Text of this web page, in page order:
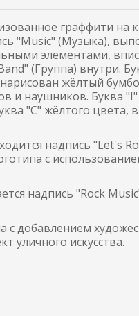
граффити на
"Music" (Музыка),
элементами,
(Группа) внутри.
жёлтый
и наушников. Буква "I"
"C" жёлтого цвета,
надпись "Let's
с
надпись "Rock
с добавлением
уличного искусства.